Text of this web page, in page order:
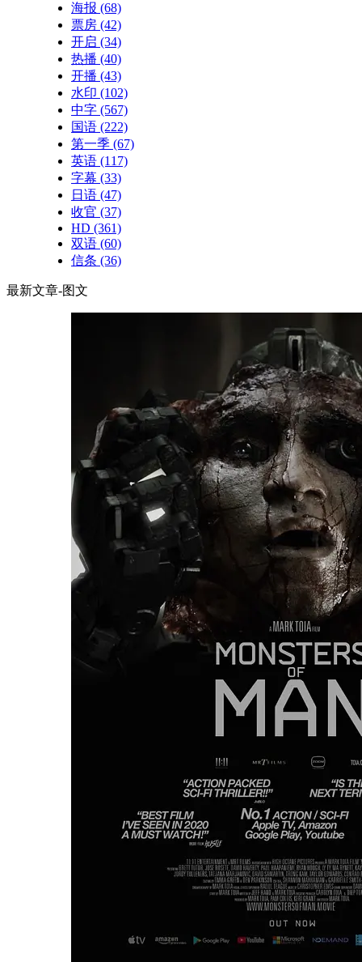
海报 (68)
票房 (42)
开启 (34)
热播 (40)
开播 (43)
水印 (102)
中字 (567)
国语 (222)
第一季 (67)
英语 (117)
字幕 (33)
日语 (47)
收官 (37)
HD (361)
双语 (60)
信条 (36)
最新文章-图文